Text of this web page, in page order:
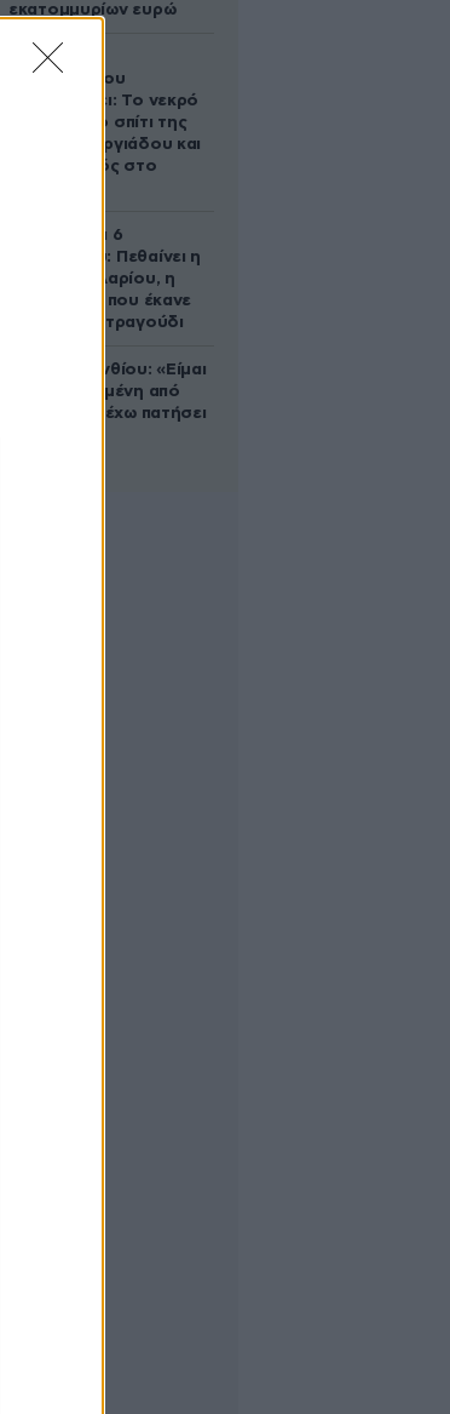
εκατομμυρίων ευρώ
Ο Στράτος
Τζώρτζογλου
αποκαλύπτει: Το νεκρό
έμβρυο στο σπίτι της
Μαρίας Γεωργιάδου και
ο εγκλεισμός στο
Σαν σήμερα 6
Αυγούστου: Πεθαίνει η
Ρίτα Σακελλαρίου, η
λαϊκή ντίβα που έκανε
τη ζωή της τραγούδι
Μαρία Κορινθίου: «Είμαι
πιο ευτυχισμένη από
ποτέ – Ναι, έχω πατήσει